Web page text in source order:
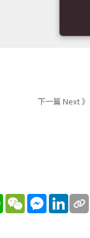
下一篇 Next 》
WhatsApp
WeChatMessenger